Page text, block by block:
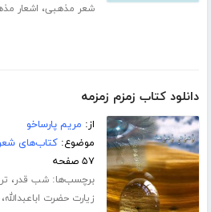
شعر مذهبی، اشعار
دانلود کتاب زمزم زمزمه
از: مریم پارساخو
موضوع:کتاب‌های شعر
۵۷ صفحه
برچسب‌ها:شب قدر،
زیارت حضرت اباعبدالله،